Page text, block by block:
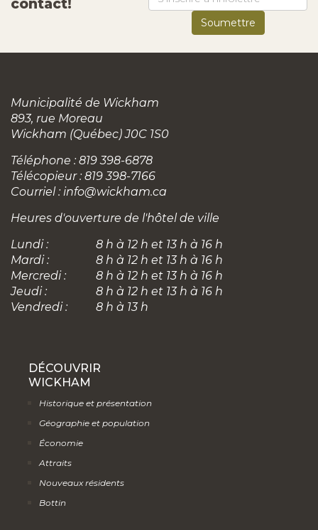
contact!
Municipalité de Wickham
893, rue Moreau
Wickham (Québec) J0C 1S0
Téléphone : 819 398-6878
Télécopieur : 819 398-7166
Courriel : info@wickham.ca
Heures d'ouverture de l'hôtel de ville
Lundi :
8 h à 12 h et 13 h à 16 h
Mardi :
8 h à 12 h et 13 h à 16 h
Mercredi :
8 h à 12 h et 13 h à 16 h
Jeudi :
8 h à 12 h et 13 h à 16 h
Vendredi :
8 h à 13 h
DÉCOUVRIR
WICKHAM
Historique et présentation
Géographie et population
Économie
Attraits
Nouveaux résidents
Bottin